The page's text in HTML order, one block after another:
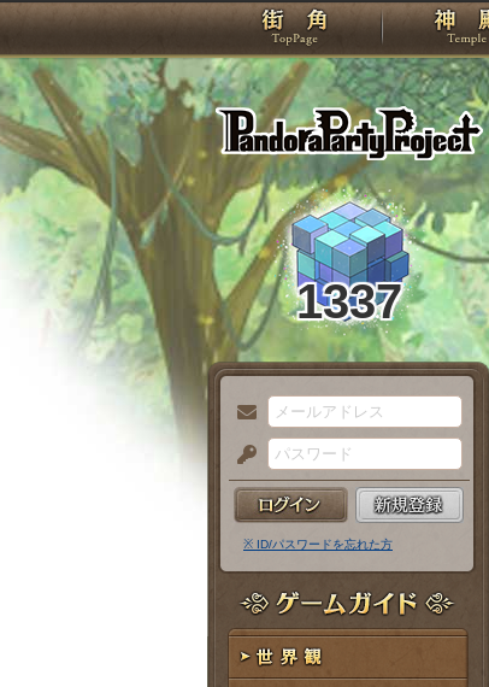
TOP
1337
メ
ー
ル
ア
ド
レ
ス
パ
ス
ー
ド
※ ID/パスワードを忘れた方
ゲームガイド